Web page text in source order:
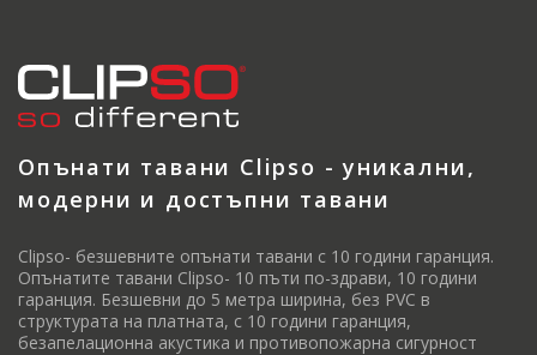
Опънати тавани Clipso - уникални,
модерни и достъпни тавани
Clipso- безшевните опънати тавани с 10 години гаранция.
Опънатите тавани Clipso- 10 пъти по-здрави, 10 години
гаранция. Безшевни до 5 метра ширина, без PVC в
структурата на платната, с 10 години гаранция,
безапелационна акустика и противопожарна сигурност